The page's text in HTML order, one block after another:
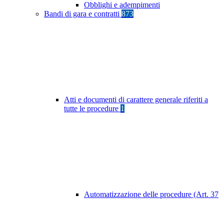
Obblighi e adempimenti
Bandi di gara e contratti 873
Atti e documenti di carattere generale riferiti a
tutte le procedure 1
Automatizzazione delle procedure (Art. 37